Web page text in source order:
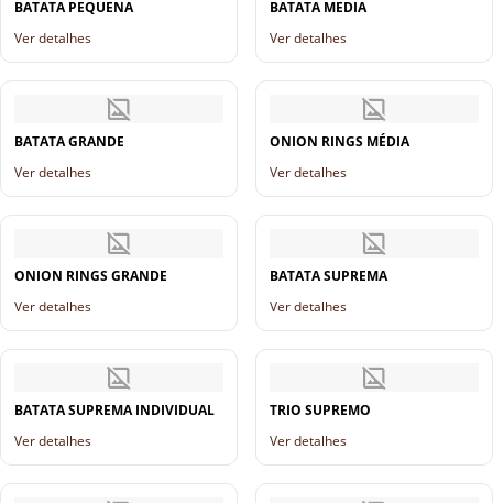
BATATA PEQUENA
Ver detalhes
BATATA MEDIA
Ver detalhes
BATATA GRANDE
Ver detalhes
ONION RINGS MÉDIA
Ver detalhes
ONION RINGS GRANDE
Ver detalhes
BATATA SUPREMA
Ver detalhes
BATATA SUPREMA INDIVIDUAL
Ver detalhes
TRIO SUPREMO
Ver detalhes